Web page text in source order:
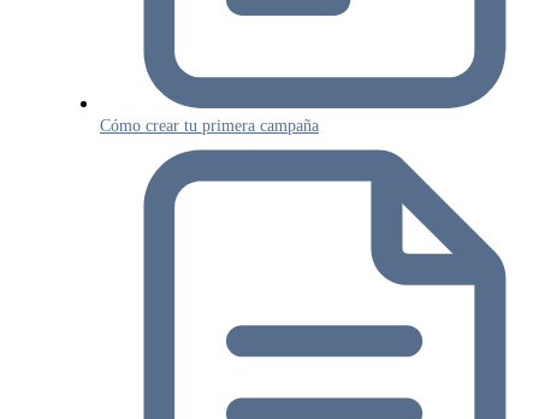
Cómo crear tu primera campaña